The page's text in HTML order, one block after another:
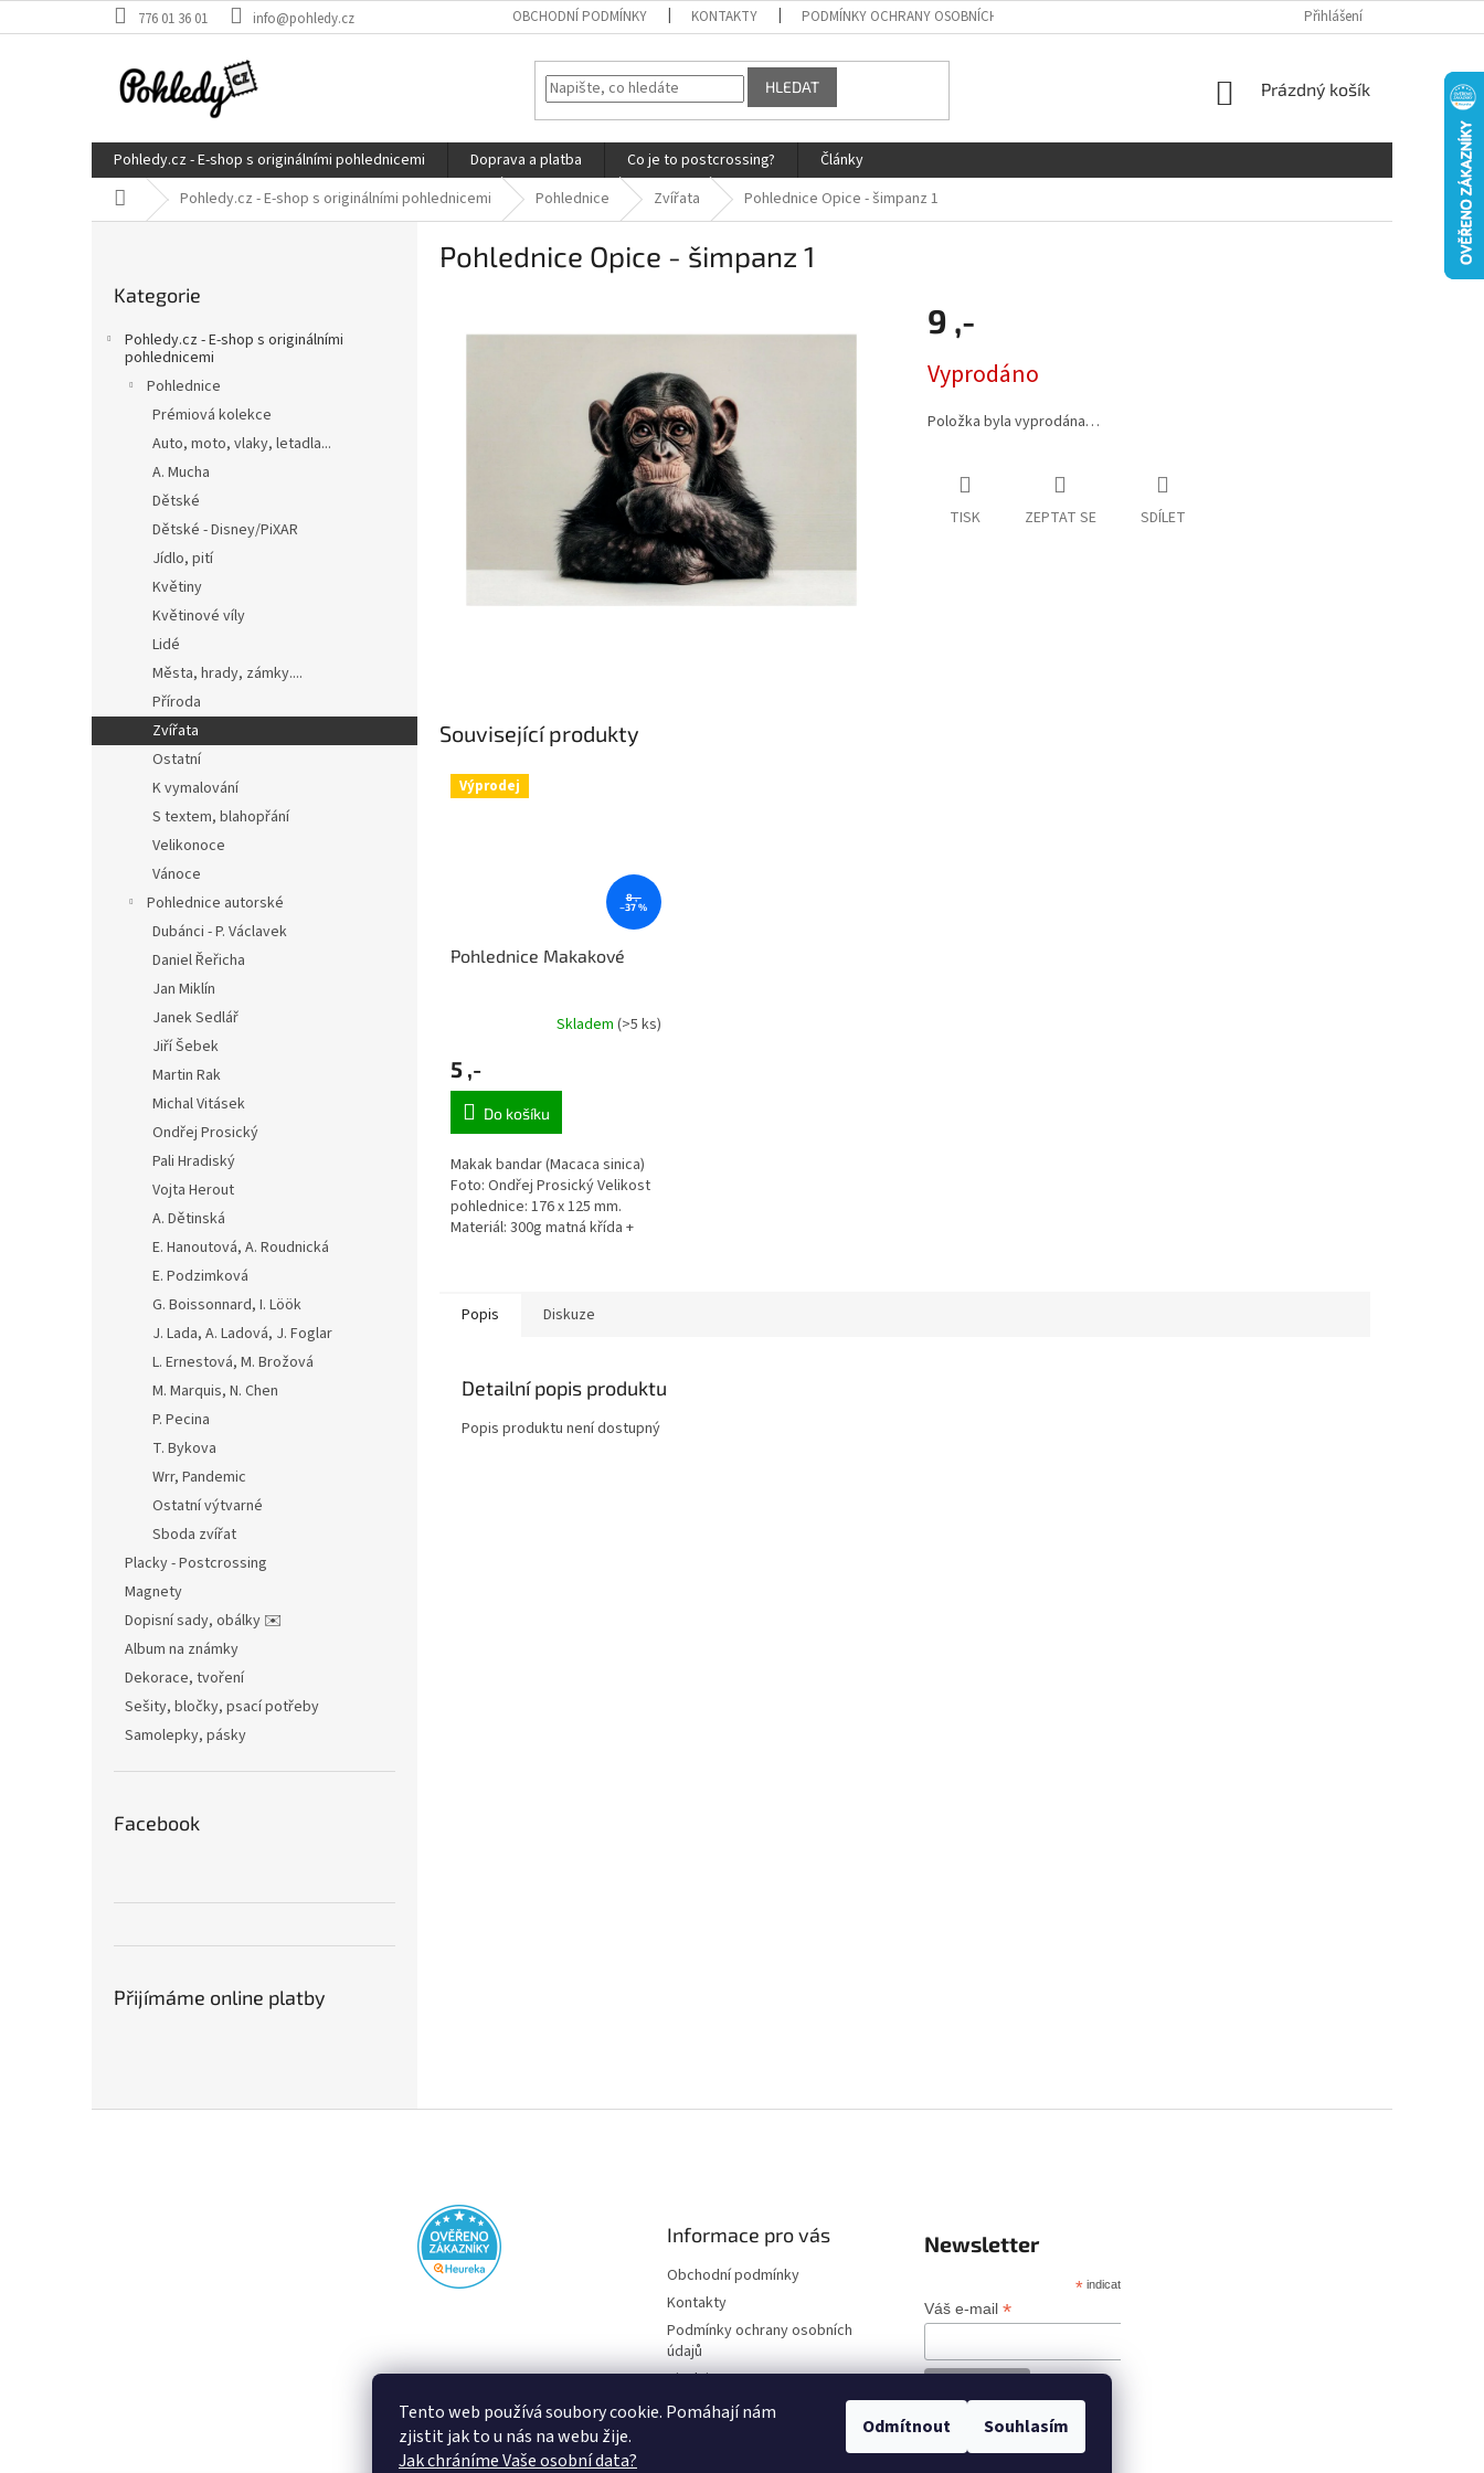
Tento web používá soubory cookie. Pomáhají nám
zjistit jak to u nás na webu žije.
Jak chráníme Vaše osobní data?
Odmítnout Souhlasím
na
776 01 36 01 info@pohledy.cz OBCHODNÍ PODMÍNKY KONTAKTY PODMÍNKY OCHRANY OSOBNÍCH ÚDAJŮ Přihlášení
HLEDAT
NÁKUPNÍ
Prázdný košík
Pohledy.cz - E-shop s originálními pohlednicemi Doprava a platba Co je to postcrossing?
Články
Domů Pohledy.cz - E-shop s originálními pohlednicemi Pohlednice Zvířata Pohlednice Opice - šimpanz 1
kategorie
Kategorie
Pohledy.cz - E-shop s originálními
pohlednicemi
Pohlednice
Prémiová kolekce
Auto, moto, vlaky, letadla...
A. Mucha
Dětské
Dětské - Disney/PiXAR
Jídlo, pití
Květiny
Květinové víly
Lidé
Města, hrady, zámky....
Příroda
Zvířata
Ostatní
K vymalování
S textem, blahopřání
Velikonoce
Vánoce
Pohlednice autorské
Dubánci - P. Václavek
Daniel Řeřicha
Jan Miklín
Janek Sedlář
Jiří Šebek
Martin Rak
Michal Vitásek
Ondřej Prosický
Pali Hradiský
Vojta Herout
A. Dětinská
E. Hanoutová, A. Roudnická
E. Podzimková
G. Boissonnard, I. Löök
J. Lada, A. Ladová, J. Foglar
L. Ernestová, M. Brožová
M. Marquis, N. Chen
P. Pecina
T. Bykova
Wrr, Pandemic
Ostatní výtvarné
Sboda zvířat
Placky - Postcrossing
Magnety
Dopisní sady, obálky ✉️
Album na známky
Dekorace, tvoření
Sešity, bločky, psací potřeby
Samolepky, pásky
Facebook
Přijímáme online platby
Pohlednice Opice - šimpanz 1
9 ,-
cena:
Vyprodáno
Položka byla vyprodána…
TISK ZEPTAT SE SDÍLET
Související produkty
Výprodej
8 ,-
–37 %
Pohlednice Makakové
Skladem (>5 ks)
5 ,-
Do košíku
Makak bandar (Macaca sinica)
Foto: Ondřej Prosický Velikost
pohlednice: 176 x 125 mm.
Materiál: 300g matná křída +
Popis Diskuze
Detailní popis produktu
Popis produktu není dostupný
Informace pro vás
Obchodní podmínky
Kontakty
Podmínky ochrany osobních
údajů
Disclaimer
Newsletter
*indicates required
Váš e-mail *